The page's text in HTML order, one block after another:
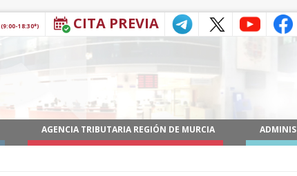
CITA PREVIA
(9:00-18:30*)
AGENCIA TRIBUTARIA REGIÓN DE MURCIA